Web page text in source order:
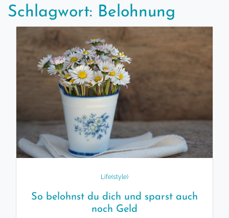
Schlagwort: Belohnung
Life(style)
So belohnst du dich und sparst auch
noch Geld